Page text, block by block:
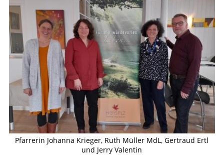
Pfarrerin Johanna Krieger, Ruth Müller MdL, Gertraud Ertl
und Jerry Valentin